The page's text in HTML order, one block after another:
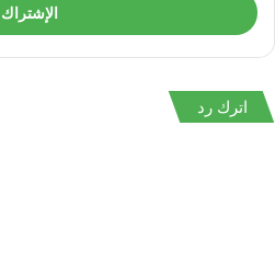
الالكتروني
اترك رد